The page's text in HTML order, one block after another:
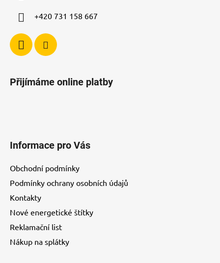
+420 731 158 667
Přijímáme online platby
Informace pro Vás
Obchodní podmínky
Podmínky ochrany osobních údajů
Kontakty
Nové energetické štítky
Reklamační list
Nákup na splátky